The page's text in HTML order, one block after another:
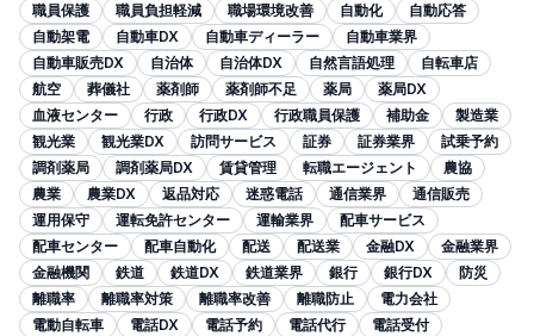
職員保護
職員負担軽減 職場環境改善 自動化
自動応答
自動架電
自動車DX 自動車ディーラー
自動車業界
自動車販売DX
自治体 自治体DX 自然言語処理
自転車店
航空
葬儀社 薬剤師 薬剤師不足 薬局
薬局DX
血液センター
行政 行政DX 行政職員保護 補助金
製造業
観光業
観光業DX 訪問サービス 証券 証券業界
試乗予約
調剤薬局
調剤薬局DX 賃貸管理 転職エージェント
農協
農業
農業DX 返品対応 迷惑電話 通信業界
通信販売
運用保守
運転免許センター 運輸業界
配車サービス
配車センター
配車自動化 配送 配送業 金融DX
金融業界
金融機関
鉄道 鉄道DX 鉄道業界 銀行 銀行DX
防災
離職率
離職率対策 離職率改善 離職防止
電力会社
電動自転車
電話DX 電話予約 電話代行
電話受付